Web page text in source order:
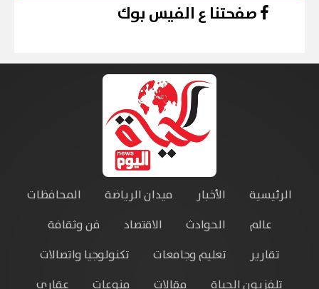
صفحتنا ع الفيس بوك
الرئيسية الأخبار ميدان الرياضة
المحافظات
عالم
الحوادث الاقتصاد
فن وثقافة
تقارير
تعليم وجامعات
تكنولوجيا واتصالات
تلفزيون الحياة
مقالات منوعات عقاري